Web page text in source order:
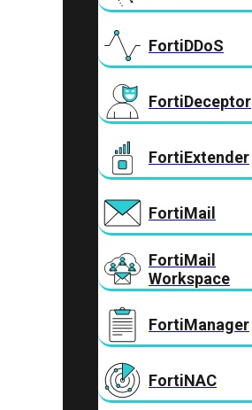
FortiDDoS
FortiDeceptor
FortiExtender
FortiMail
FortiMail
Workspace
FortiManager
FortiNAC